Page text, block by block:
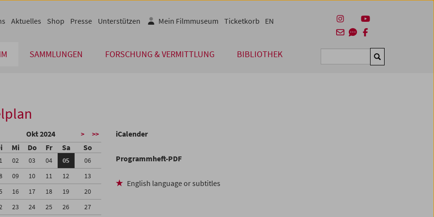
SAMMLUNGEN FORSCHUNG & VERMITTLUNG BIBLIOTHEK Suchen
Aktuelles Shop Presse Unterstützen Mein Filmmuseum Ticketkorb EN
Okt 2024 > >>
Mi Do Fr Sa So
02 03 04 05
06
09 10 11 12
13
16 17 18 19
20
23 24 25 26
27
iCalender
Programmheft-PDF
English language or subtitles